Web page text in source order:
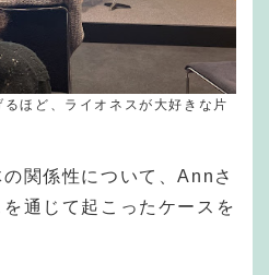
ほど、ライオネスが大好きな片
関係性について、Annさ
通じて起こったケースを